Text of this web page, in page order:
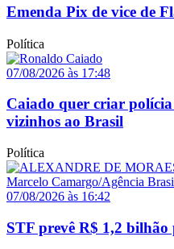
Emenda Pix de vice de
Política
07/08/2026 às 17:48
Caiado quer criar
vizinhos ao Brasil
Política
07/08/2026 às 16:42
STF prevê R$ 1,2 bilhão